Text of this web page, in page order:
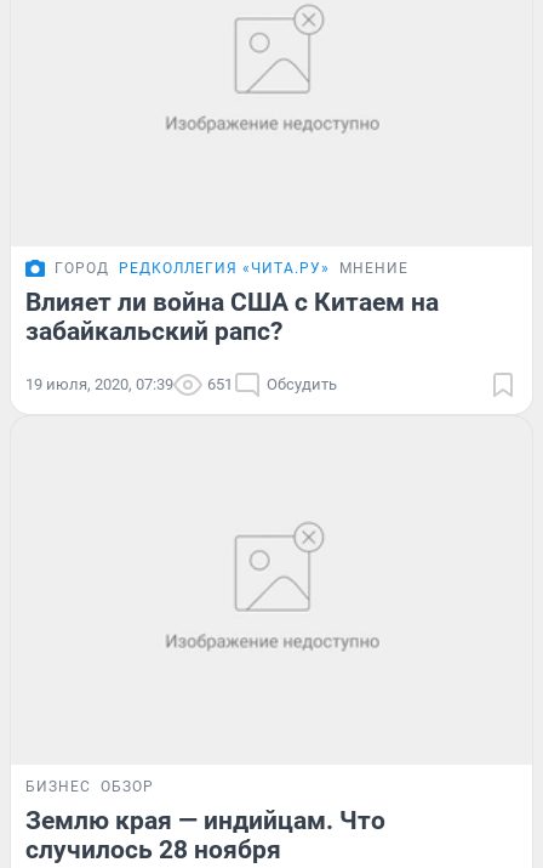
ГОРОД РЕДКОЛЛЕГИЯ «ЧИТА.РУ» МНЕНИЕ
Влияет ли война США с Китаем на
забайкальский рапс?
19 июля, 2020, 07:39 651 Обсудить
БИЗНЕС ОБЗОР
Землю края — индийцам. Что
случилось 28 ноября